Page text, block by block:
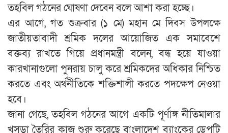
তহবিল গঠনের ঘোষণা দেবেন বলে আশা করা হচ্ছে।
এর আগে, গত শুক্রবার (১ মে) মহান মে দিবস উপলক্ষে
জাতীয়তাবাদী শ্রমিক দলের আয়োজিত এক সমাবেশে
বক্তব্য রাখতে গিয়ে প্রধানমন্ত্রী বলেন, বন্ধ হয়ে যাওয়া
কারখানাগুলো পুনরায় চালু করে শ্রমিকদের অধিকার নিশ্চিত
করতে এবং অর্থনীতিকে শক্তিশালী করতে পদক্ষেপ নেওয়া
হবে।
জানা গেছে, তহবিল গঠনের আগে একটি পূর্ণাঙ্গ নীতিমালার
খসড়া তৈরির কাজ শুরু করেছে বাংলাদেশ ব্যাংকের ডেপুটি